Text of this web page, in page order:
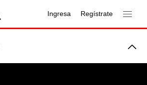
Ingresa Regístrate